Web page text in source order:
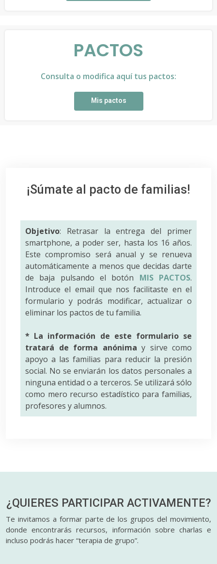
PACTOS
Consulta o modifica aquí tus pactos:
Mis pactos
¡Súmate al pacto de familias!
Objetivo: Retrasar la entrega del primer
smartphone, a poder ser, hasta los 16 años.
Este compromiso será anual y se renueva
automáticamente a menos que decidas darte
de baja pulsando el botón MIS PACTOS.
Introduce el email que nos facilitaste en el
formulario y podrás modificar, actualizar o
eliminar los pactos de tu familia.
* La información de este formulario se
tratará de forma anónima y sirve como
apoyo a las familias para reducir la presión
social. No se enviarán los datos personales a
ninguna entidad o a terceros. Se utilizará sólo
como mero recurso estadístico para familias,
profesores y alumnos.
¿QUIERES PARTICIPAR ACTIVAMENTE?
Te invitamos a formar parte de los grupos del movimiento,
donde encontrarás recursos, información sobre charlas e
incluso podrás hacer “terapia de grupo”.